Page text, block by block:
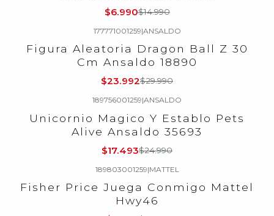
$6.990$14.990
177771001259|ANSALDO
Figura Aleatoria Dragon Ball Z 30
Cm Ansaldo 18890
$23.992$29.990
189756001259|ANSALDO
Unicornio Magico Y Establo Pets
Alive Ansaldo 35693
$17.493$24.990
189803001259|MATTEL
Fisher Price Juega Conmigo Mattel
Hwy46